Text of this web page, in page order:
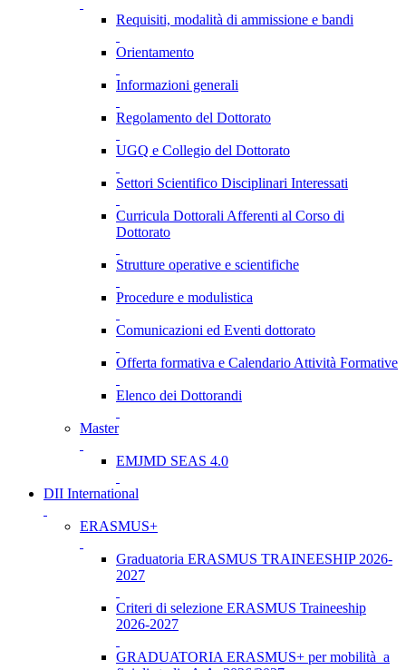
Requisiti, modalità di ammissione e bandi
Orientamento
Informazioni generali
Regolamento del Dottorato
UGQ e Collegio del Dottorato
Settori Scientifico Disciplinari Interessati
Curricula Dottorali Afferenti al Corso di
Dottorato
Strutture operative e scientifiche
Procedure e modulistica
Comunicazioni ed Eventi dottorato
Offerta formativa e Calendario Attività Formative
Elenco dei Dottorandi
Master
EMJMD SEAS 4.0
DII International
ERASMUS+
Graduatoria ERASMUS TRAINEESHIP 2026-
2027
Criteri di selezione ERASMUS Traineeship
2026-2027
GRADUATORIA ERASMUS+ per mobilità a